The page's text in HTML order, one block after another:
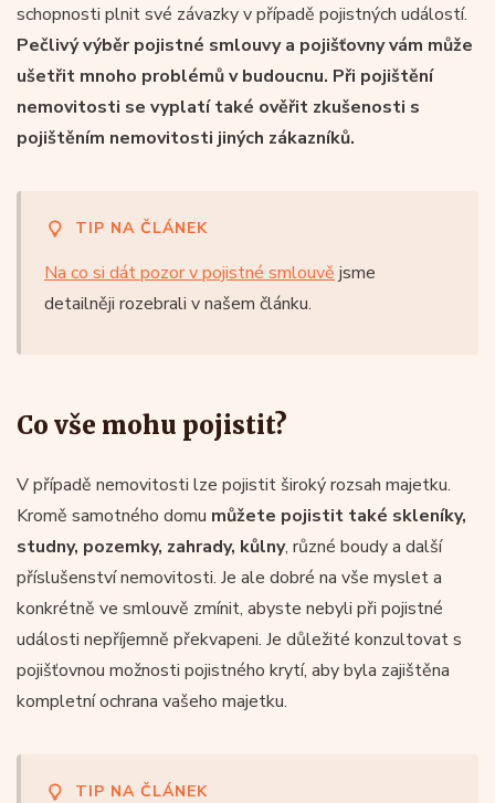
schopnosti plnit své závazky v případě pojistných událostí.
Pečlivý výběr pojistné smlouvy a pojišťovny vám může
ušetřit mnoho problémů v budoucnu. Při pojištění
nemovitosti se vyplatí také ověřit zkušenosti s
pojištěním nemovitosti jiných zákazníků.
TIP NA ČLÁNEK
Na co si dát pozor v pojistné smlouvě jsme
detailněji rozebrali v našem článku.
Co vše mohu pojistit?
V případě nemovitosti lze pojistit široký rozsah majetku.
Kromě samotného domu můžete pojistit také skleníky,
studny, pozemky, zahrady, kůlny, různé boudy a další
příslušenství nemovitosti. Je ale dobré na vše myslet a
konkrétně ve smlouvě zmínit, abyste nebyli při pojistné
události nepříjemně překvapeni. Je důležité konzultovat s
pojišťovnou možnosti pojistného krytí, aby byla zajištěna
kompletní ochrana vašeho majetku.
TIP NA ČLÁNEK